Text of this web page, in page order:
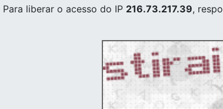
Para liberar o acesso do IP 216.73.217.39,